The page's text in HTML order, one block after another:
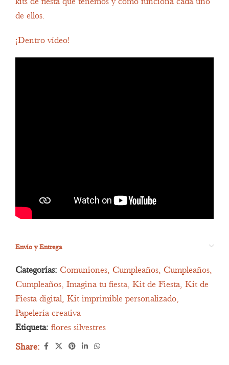
de ellos.
¡Dentro vídeo!
Envío y Entrega
Categorías: Comuniones Cumpleaños Cumpleaños
Cumpleaños Imagina tu fiesta, Kit de Fiesta, Kit de
Fiesta digital Kit imprimible personalizado
Papelería creativa
Etiqueta: flores silvestres
Share: